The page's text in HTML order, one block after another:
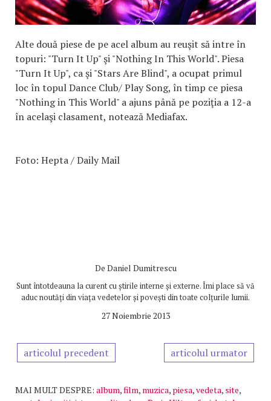
Alte două piese de pe acel album au reuşit să intre în
topuri: "Turn It Up" şi "Nothing In This World". Piesa
"Turn It Up", ca şi "Stars Are Blind", a ocupat primul
loc în topul Dance Club/ Play Song, în timp ce piesa
"Nothing in This World" a ajuns până pe poziţia a 12-a
în acelaşi clasament, notează Mediafax.
Foto: Hepta / Daily Mail
De Daniel Dumitrescu
Sunt întotdeauna la curent cu știrile interne și externe. Îmi place să vă
aduc noutăți din viața vedetelor și povești din toate colțurile lumii.
27 Noiembrie 2013
articolul precedent articolul urmator
MAI MULT DESPRE: album,film, muzica, piesa,vedeta, site,